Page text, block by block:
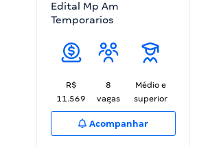
Edital Mp Am
Temporarios
R$
11.569
8
vagas
Médio e
superior
Acompanhar